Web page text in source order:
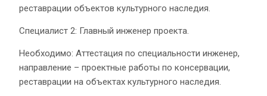
реставрации объектов культурного наследия.
Специалист 2: Главный инженер проекта.
Необходимо: Аттестация по специальности инженер,
направление – проектные работы по консервации,
реставрации на объектах культурного наследия.